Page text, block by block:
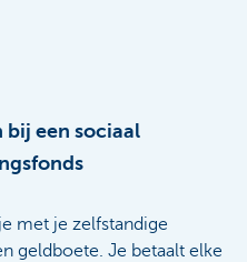
bij een sociaal
met je zelfstandige
geldboete. Je betaalt elke